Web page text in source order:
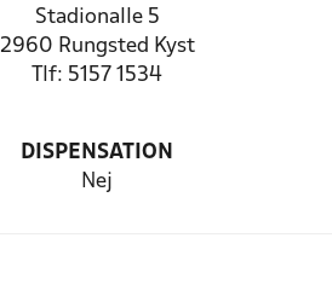
Stadionalle 5
2960 Rungsted Kyst
Tlf: 5157 1534
DISPENSATION
Nej